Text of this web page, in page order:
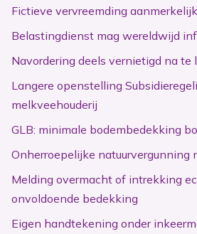
Fictieve vervreemding
Belastingdienst mag wereldwijd
Navordering deels vernietigd na te
Langere openstelling
melkveehouderij
GLB: minimale bodembedekking
Onherroepelijke natuurvergunning
Melding overmacht of intrekking
onvoldoende bedekking
Eigen handtekening onder